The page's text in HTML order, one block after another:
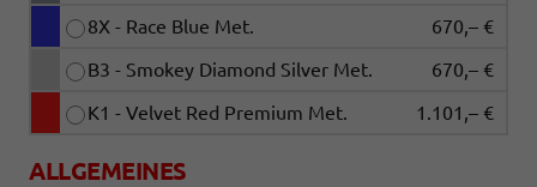
8X - Race Blue Met.
670,– €
B3 - Smokey Diamond Silver Met.
670,– €
K1 - Velvet Red Premium Met.
1.101,– €
ALLGEMEINES